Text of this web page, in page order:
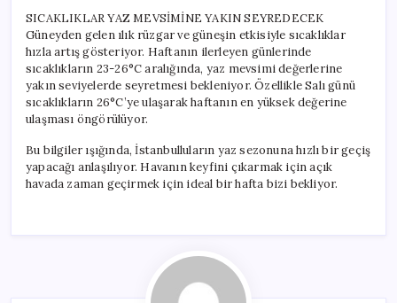
SICAKLIKLAR YAZ MEVSİMİNE YAKIN SEYREDECEK
Güneyden gelen ılık rüzgar ve güneşin etkisiyle sıcaklıklar
hızla artış gösteriyor. Haftanın ilerleyen günlerinde
sıcaklıkların 23-26°C aralığında, yaz mevsimi değerlerine
yakın seviyelerde seyretmesi bekleniyor. Özellikle Salı günü
sıcaklıkların 26°C’ye ulaşarak haftanın en yüksek değerine
ulaşması öngörülüyor.
Bu bilgiler ışığında, İstanbulluların yaz sezonuna hızlı bir geçiş
yapacağı anlaşılıyor. Havanın keyfini çıkarmak için açık
havada zaman geçirmek için ideal bir hafta bizi bekliyor.